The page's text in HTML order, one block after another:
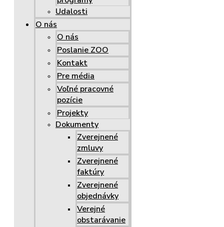
Udalosti
O nás
O nás
Poslanie ZOO
Kontakt
Pre média
Voľné pracovné
pozície
Projekty
Dokumenty
Zverejnené
zmluvy
Zverejnené
faktúry
Zverejnené
objednávky
Verejné
obstarávanie